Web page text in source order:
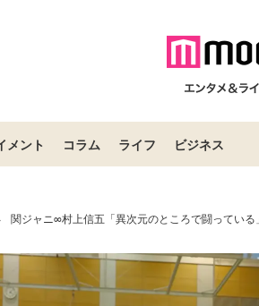
メント コラム ライフ ビジネス
関ジャニ∞村上信五「異次元のところで闘っている」